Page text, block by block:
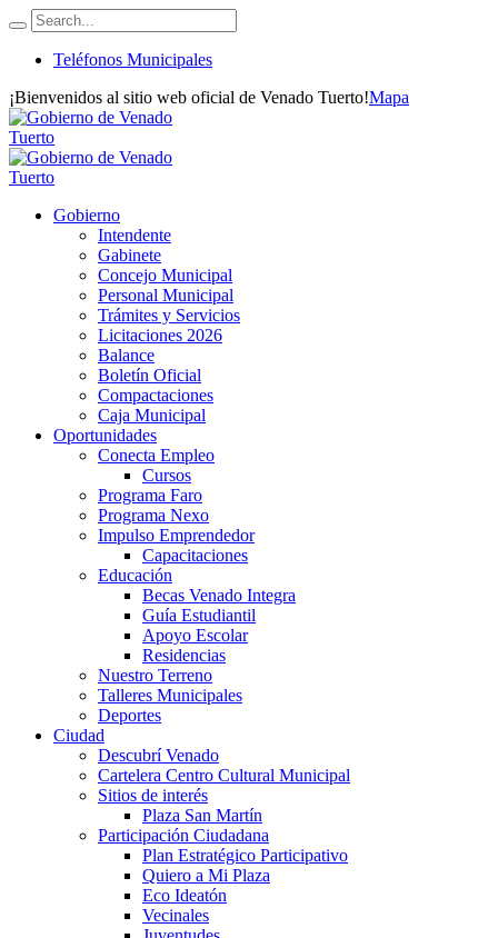
Teléfonos Municipales
¡Bienvenidos al sitio web oficial de Venado Tuerto!Mapa
Gobierno
Intendente
Gabinete
Concejo Municipal
Personal Municipal
Trámites y Servicios
Licitaciones 2026
Balance
Boletín Oficial
Compactaciones
Caja Municipal
Oportunidades
Conecta Empleo
Cursos
Programa Faro
Programa Nexo
Impulso Emprendedor
Capacitaciones
Educación
Becas Venado Integra
Guía Estudiantil
Apoyo Escolar
Residencias
Nuestro Terreno
Talleres Municipales
Deportes
Ciudad
Descubrí Venado
Cartelera Centro Cultural Municipal
Sitios de interés
Plaza San Martín
Participación Ciudadana
Plan Estratégico Participativo
Quiero a Mi Plaza
Eco Ideatón
Vecinales